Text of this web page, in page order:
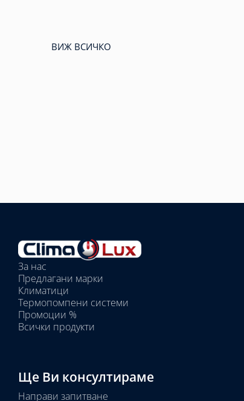
ВИЖ ВСИЧКО
Избрани
вътрешни
тела:
Избрано
тяло:
За нас
Предлагани марки
Климатици
Термопомпени системи
Промоции %
Всички продукти
Ще Ви консултираме
Направи запитване